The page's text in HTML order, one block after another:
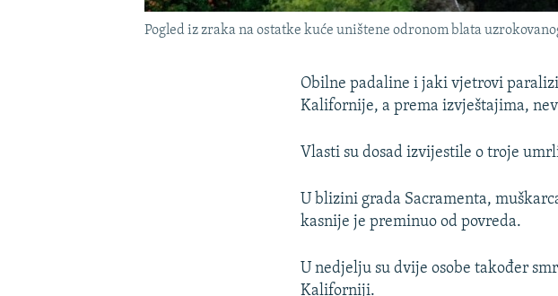
Pogled iz zraka na ostatke kuće uništene odronom blata
Obilne padaline i jaki vjetrovi
Kalifornije, a prema izvještajima,
Vlasti su dosad izvijestile o troje
U blizini grada Sacramenta,
kasnije je preminuo od povreda.
U nedjelju su dvije osobe također
Kaliforniji.